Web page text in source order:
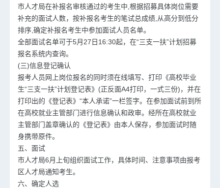
市人才局在补报名审核通过的考生中,根据招募具体岗位需要
补充的面试人数，按补报名考生的笔试总成绩,从高分到低分
排序,确定补报名考生中参加面试人员名单。
全部面试名单可于5月27日16:30起，在“三支一扶”计划招募
报名系统内查询。
(三)信息登记确认
报考人员网上岗位报名的同时须在线填写、打印《高校毕业
生“三支一扶”计划登记表》(正反面A4打印，一式三份)，并在
打印出的《登记表》“本人承诺”一栏签字。在参加面试前到所
在高校就业主管部门进行信息确认和政审。经所在高校就业
主管部门盖章确认的《登记表》由本人保存，参加面试时随
身携带原件。
五、面试
市人才局6月上旬组织面试工作，具体时间、注意事项由报考
区人才局通知考生。
六、确定人选